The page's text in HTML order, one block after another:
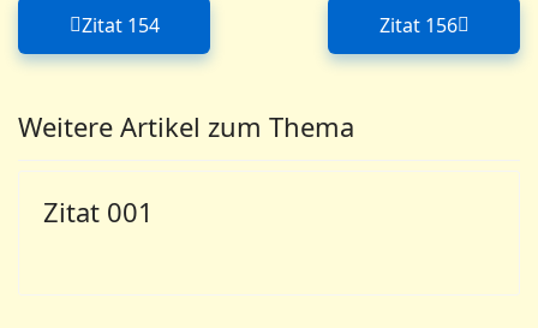
Vorheriger Beitrag: Zitat 154
Zitat 154 Nächster
Zitat 156
Weitere Artikel zum Thema
Zitat 001